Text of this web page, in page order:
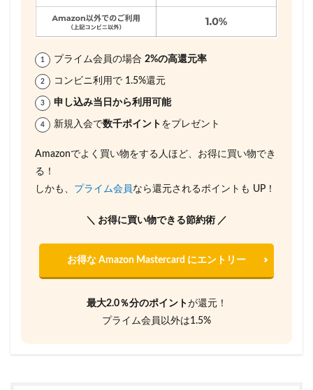
プライム会員の場合 2%の高還元率
コンビニ利用で 1.5%還元
申し込み当日から利用可能
新規入会で数千ポイント をプレゼント
Amazonでよく買い物をする人ほど、お得に買い物でき
る！
しかも、 プライム会員 なら還元されるポイントも UP！
＼ お得に買い物できる節約術 ／
お得な Amazon Mastercard にエントリー
最大2.0％分のポイントが還元！
プライム会員以外は1.5%